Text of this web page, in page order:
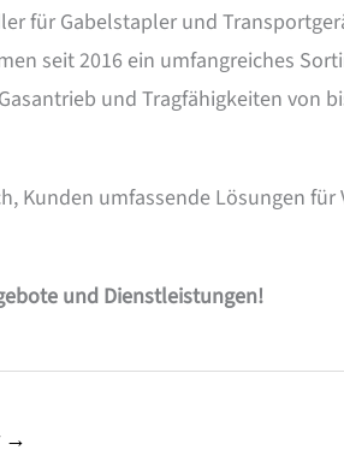
für Gabelstapler und
seit 2016 ein umfangreiches
und Tragfähigkeiten von
Kunden umfassende Lösungen für
und Dienstleistungen!
→